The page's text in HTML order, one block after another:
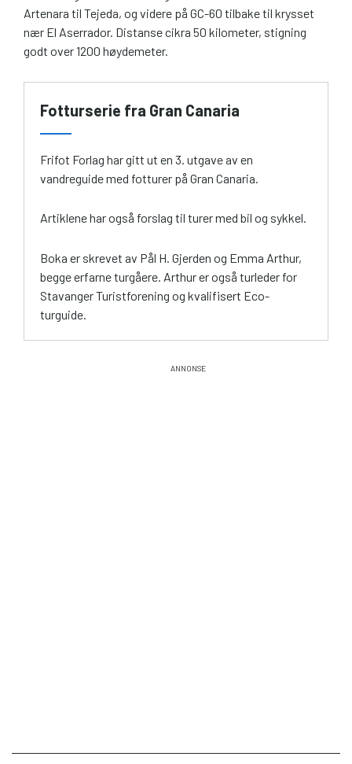
Artenara til Tejeda, og videre på GC-60 tilbake til krysset
nær El Aserrador. Distanse cikra 50 kilometer, stigning
godt over 1200 høydemeter.
Fotturserie fra Gran Canaria
Frifot Forlag har gitt ut en 3. utgave av en
vandreguide med fotturer på Gran Canaria.
Artiklene har også forslag til turer med bil og sykkel.
Boka er skrevet av Pål H. Gjerden og Emma Arthur,
begge erfarne turgåere. Arthur er også turleder for
Stavanger Turistforening og kvalifisert Eco-
turguide.